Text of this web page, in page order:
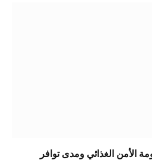
الأمن الغذائي ومدى توافر